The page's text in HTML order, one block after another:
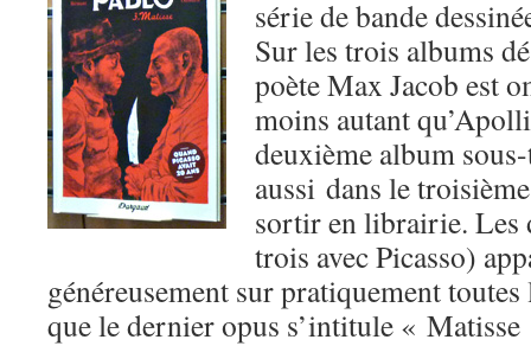
série de bande
Sur les trois albums
poète Max Jacob est
moins autant
deuxième album
aussi dans le
sortir en librairie. Les
trois avec Picasso)
généreusement sur pratiquement toutes
que le dernier opus s’intitule « Matisse